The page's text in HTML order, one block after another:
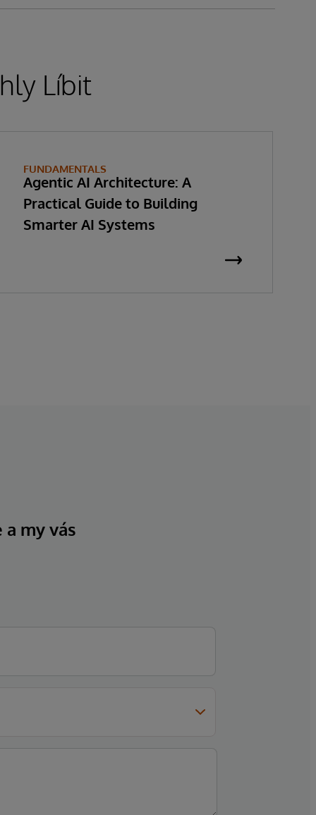
Líbit
FUNDAMENTALS
Agentic AI Architecture: A
Practical Guide to Building
Smarter AI Systems
my vás